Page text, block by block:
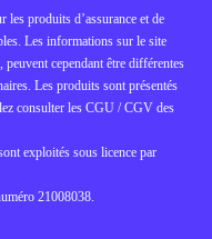
les produits d’assurance et de
Les informations sur le site
cependant être différentes
Les produits sont présentés
consulter les CGU / CGV des
exploités sous licence par
21008038.